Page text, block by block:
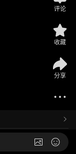
评论
收藏
分享